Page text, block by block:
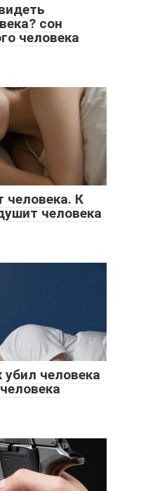
сон
человека
человека. К
человека
человека